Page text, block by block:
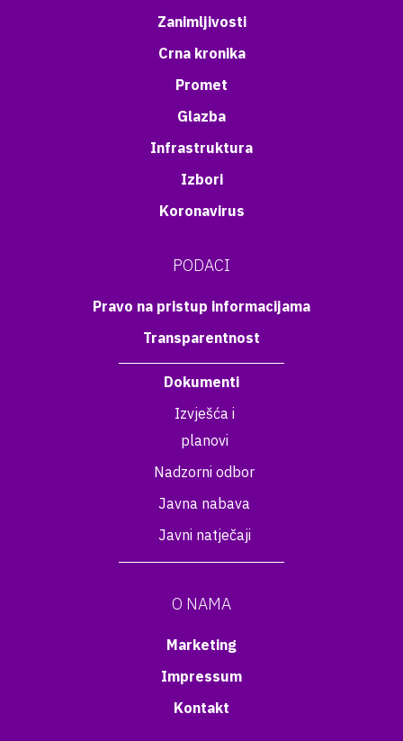
Zanimljivosti
Crna kronika
Promet
Glazba
Infrastruktura
Izbori
Koronavirus
PODACI
Pravo na pristup informacijama
Transparentnost
Dokumenti
Izvješća i
planovi
Nadzorni odbor
Javna nabava
Javni natječaji
O NAMA
Marketing
Impressum
Kontakt